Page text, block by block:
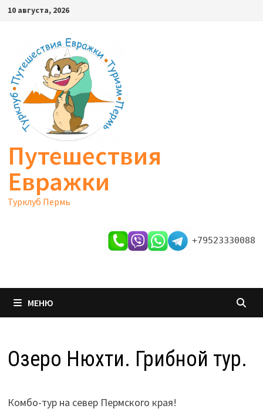
Перейти
содержимому
10 августа, 2026
Путешествия
Евражки
Турклуб Пермь
+79523330088
МЕНЮ
Озеро Нюхти. Грибной тур.
Комбо-тур на север Пермского края!